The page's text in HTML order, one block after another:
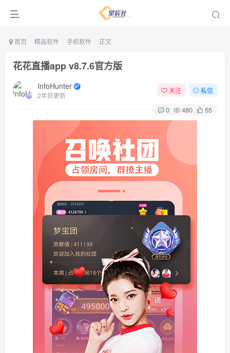
首页 精品软件 手机软件 正文
花花直播app v8.7.6官方版
InfoHunter
2年前更新
关注 私信
0 480 55